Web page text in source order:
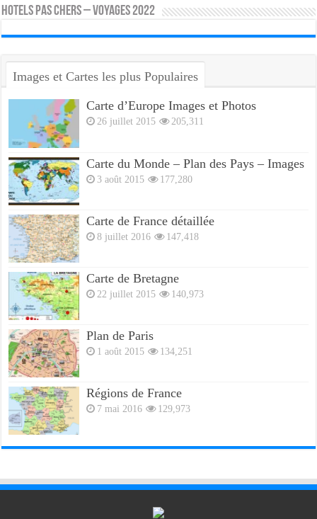
HOTELS PAS CHERS – VOYAGES 2022
Images et Cartes les plus Populaires
Carte d’Europe Images et Photos
26 juillet 2015 205,311
Carte du Monde – Plan des Pays – Images
3 août 2015 177,280
Carte de France détaillée
8 juillet 2016 147,418
Carte de Bretagne
22 juillet 2015 140,973
Plan de Paris
1 août 2015 134,251
Régions de France
7 mai 2016 129,973